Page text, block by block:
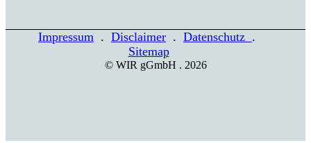
Impressum . Disclaimer . Datenschutz .
Sitemap
© WIR gGmbH . 2026